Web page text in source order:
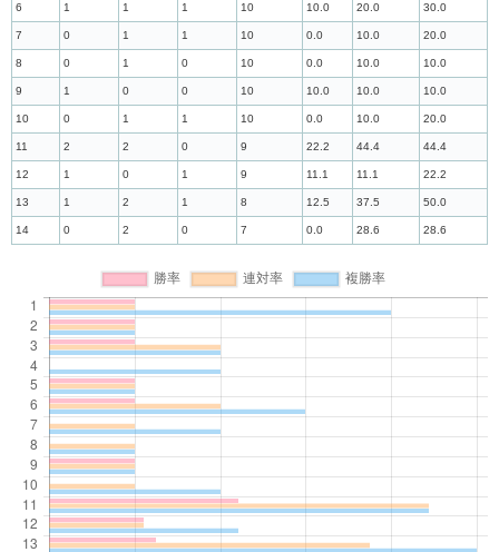
6 1 1 1 10 10.0 20.0 30.0
7 0 1 1 10 0.0 10.0 20.0
8 0 1 0 10 0.0 10.0 10.0
9 1 0 0 10 10.0 10.0 10.0
10 0 1 1 10 0.0 10.0 20.0
11 2 2 0 9 22.2 44.4 44.4
12 1 0 1 9 11.1 11.1 22.2
13 1 2 1 8 12.5 37.5 50.0
14 0 2 0 7 0.0 28.6 28.6